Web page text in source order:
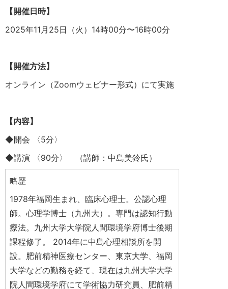
【開催日時】
2025年11月25日（火）14時00分〜16時00分
【開催方法】
オンライン（Zoomウェビナー形式）にて実施
【内容】
◆開会 〈5分〉
◆講演 〈90分〉 （講師：中島美鈴氏）
略歴
1978年福岡生まれ、臨床心理士。公認心理
師。心理学博士（九州大）。専門は認知行動
療法。九州大学大学院人間環境学府博士後期
課程修了。 2014年に中島心理相談所を開
設。肥前精神医療センター、東京大学、福岡
大学などの勤務を経て、現在は九州大学大学
院人間環境学府にて学術協力研究員、肥前精